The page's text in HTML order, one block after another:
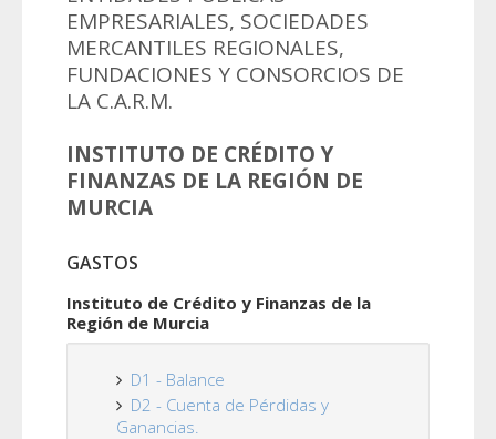
EMPRESARIALES, SOCIEDADES
MERCANTILES REGIONALES,
FUNDACIONES Y CONSORCIOS DE
LA C.A.R.M.
INSTITUTO DE CRÉDITO Y
FINANZAS DE LA REGIÓN DE
MURCIA
GASTOS
Instituto de Crédito y Finanzas de la
Región de Murcia
D1 - Balance
D2 - Cuenta de Pérdidas y
Ganancias.